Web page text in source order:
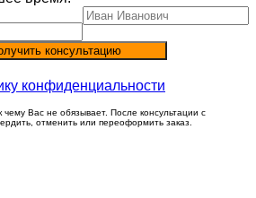
конфиденциальности
Вас не обязывает. После консультации с
отменить или переоформить заказ.